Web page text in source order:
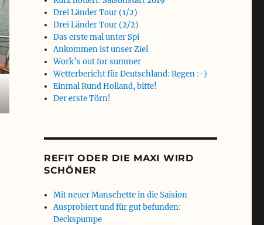
Drei Länder Tour (1/2)
Drei Länder Tour (2/2)
Das erste mal unter Spi
Ankommen ist unser Ziel
Work’s out for summer
Wetterbericht für Deutschland: Regen :-)
Einmal Rund Holland, bitte!
Der erste Törn!
REFIT ODER DIE MAXI WIRD
SCHÖNER
Mit neuer Manschette in die Saision
Ausprobiert und für gut befunden:
Deckspumpe